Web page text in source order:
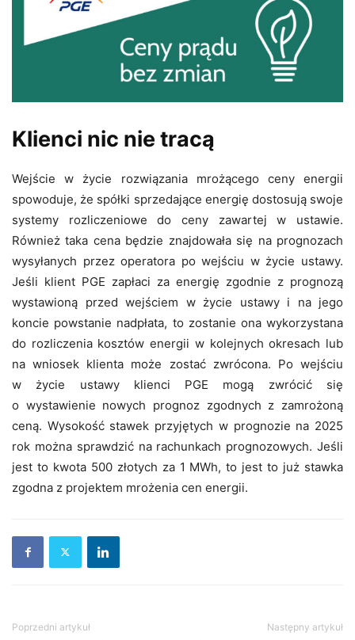
Klienci nic nie tracą
Wejście w życie rozwiązania mrożącego ceny energii
spowoduje, że spółki sprzedające energię dostosują swoje
systemy rozliczeniowe do ceny zawartej w ustawie.
Również taka cena będzie znajdowała się na prognozach
wysyłanych przez operatora po wejściu w życie ustawy.
Jeśli klient PGE zapłaci za energię zgodnie z prognozą
wystawioną przed wejściem w życie ustawy i na jego
koncie powstanie nadpłata, to zostanie ona wykorzystana
do rozliczenia kosztów energii w kolejnych okresach lub
na wniosek klienta może zostać zwrócona. Po wejściu
w życie ustawy klienci PGE mogą zwrócić się
o wystawienie nowych prognoz zgodnych z zamrożoną
ceną. Wysokość stawek przyjętych w prognozie na 2025
rok można sprawdzić na rachunkach prognozowych. Jeśli
jest to kwota 500 złotych za 1 MWh, to jest to już stawka
zgodna z projektem mrożenia cen energii.
Poprzedni artykuł Następny artykuł